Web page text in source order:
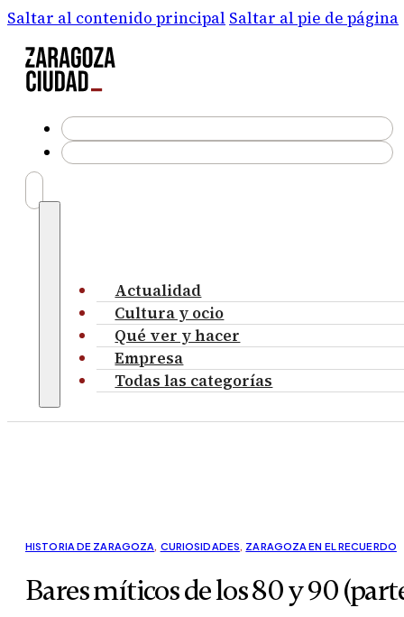
Saltar al contenido principal Saltar al pie de página
Actualidad
Cultura y ocio
Qué ver y hacer
Empresa
Todas las categorías
HISTORIA DE ZARAGOZA, CURIOSIDADES, ZARAGOZA EN EL RECUERDO
Bares míticos de los 80 y 90